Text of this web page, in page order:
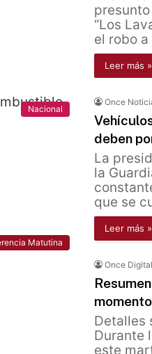
“Los
el robo
Leer más »
Nacional
Once
deben
La
la
que se
Leer más »
Matutina
Once Digital
Detalles
Durante
este